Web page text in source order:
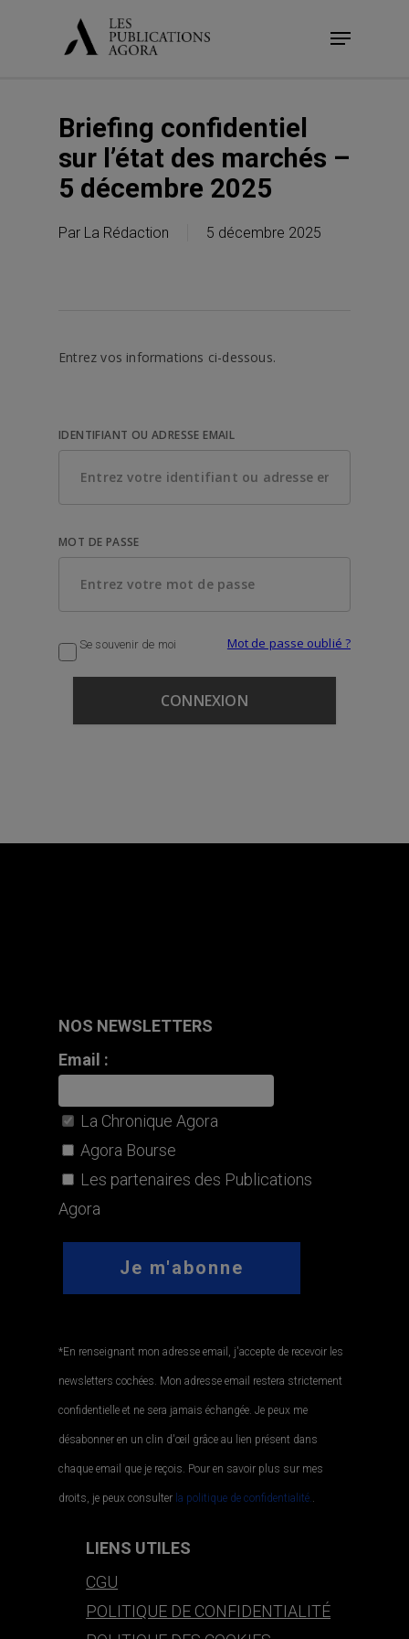
Menu
Briefing confidentiel
sur l’état des marchés –
5 décembre 2025
Par La Rédaction 5 décembre 2025
Entrez vos informations ci-dessous.
IDENTIFIANT OU ADRESSE EMAIL
MOT DE PASSE
Se souvenir de moi Mot de passe oublié ?
NOS NEWSLETTERS
Email :
La Chronique Agora
Agora Bourse
Les partenaires des Publications
Agora
*En renseignant mon adresse email, j'accepte de recevoir les
newsletters cochées. Mon adresse email restera strictement
confidentielle et ne sera jamais échangée. Je peux me
désabonner en un clin d'œil grâce au lien présent dans
chaque email que je reçois. Pour en savoir plus sur mes
droits, je peux consulter la politique de confidentialité..
LIENS UTILES
CGU
POLITIQUE DE CONFIDENTIALITÉ